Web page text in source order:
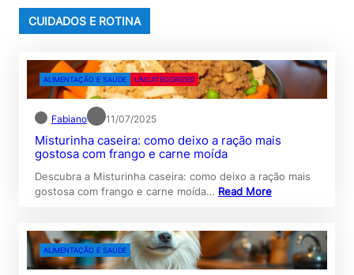
CUIDADOS E ROTINA
ALIMENTAÇÃO E SAÚDE UNCATEGORIZED
Fabiano 11/07/2025
Misturinha caseira: como deixo a ração mais
gostosa com frango e carne moída
Descubra a Misturinha caseira: como deixo a ração mais
gostosa com frango e carne moída… Read More
ALIMENTAÇÃO E SAÚDE